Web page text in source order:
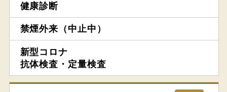
健康診断
禁煙外来（中止中）
新型コロナ
抗体検査・定量検査